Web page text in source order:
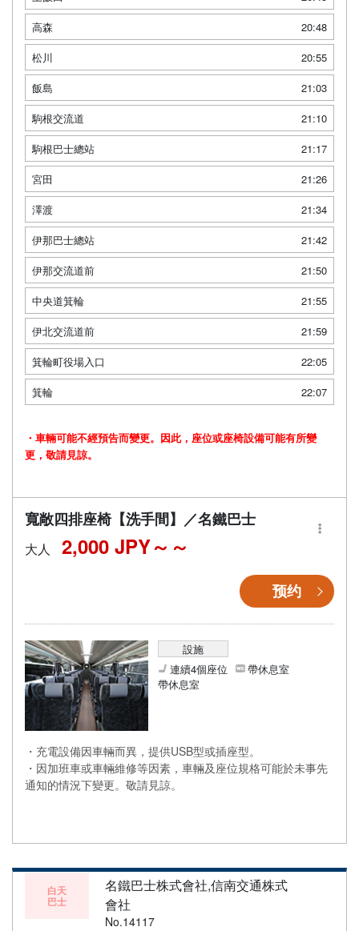
高森
20:48
松川
20:55
飯島
21:03
駒根交流道
21:10
駒根巴士總站
21:17
宮田
21:26
澤渡
21:34
伊那巴士總站
21:42
伊那交流道前
21:50
中央道箕輪
21:55
伊北交流道前
21:59
箕輪町役場入口
22:05
箕輪
22:07
・車輛可能不經預告而變更。因此，座位或座椅設備可能有所變
更，敬請見諒。
寬敞四排座椅【洗手間】／名鐵巴士
大人 2,000 JPY～
预约
設施
連續4個座位
帶休息室
帶休息室
・充電設備因車輛而異，提供USB型或插座型。
・因加班車或車輛維修等因素，車輛及座位規格可能於未事先
通知的情況下變更。敬請見諒。
白天
巴士
名鐵巴士株式會社,信南交通株式
會社
No.14117